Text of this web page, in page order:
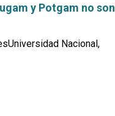
y Potgam no son
Nacional,